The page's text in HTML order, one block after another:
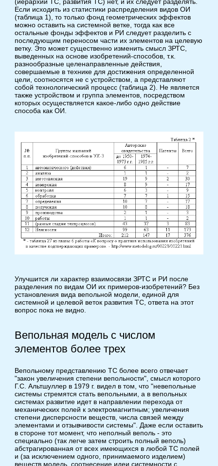
Если исходить из статистики распределения видов ОИ
(таблица 1), то только фонд геометрических эффектов
можно оставить на системной ветке, тогда как все
остальные фонды эффектов и РИ следует разделить с
последующим переносом части их элементов на целевую
ветку. Это может существенно изменить смысл ЗРТС,
выведенных на основе изобретений-способов, т.к.
разнообразные целенаправленные действия,
совершаемые в технике для достижения определенной
цели, соотносятся не с устройством, а представляют
собой технологический процесс (таблица 2). Не является
также устройством и группа элементов, посредством
которых осуществляется какое-либо одно действие
способа как ОИ.
Улучшится ли характер взаимосвязи ЗРТС и РИ после
разделения по видам ОИ их примеров-изобретений? Без
установления вида вепольной модели, единой для
системной и целевой веток развития ТС, ответа на этот
вопрос пока не видно.
Вепольная модель с числом
элементов более трех
Вепольному представлению ТС более всего отвечает
"закон увеличения степени вепольности", смысл которого
Г.С. Альтшуллер в 1979 г. видел в том, что "невепольные
системы стремятся стать вепольными, а в вепольных
системах развитие идет в направлении перехода от
механических полей к электромагнитным; увеличения
степени дисперсности веществ, числа связей между
элементами и отзывчивости системы". Даже если оставить
в стороне тот момент, что неполный веполь - это
специально (так легче затем строить полный веполь)
абстрагированная от всех имеющихся в любой ТС полей
и (за исключением одного, принимаемого изделием)
веществ модель, соотнесение идеи системности с